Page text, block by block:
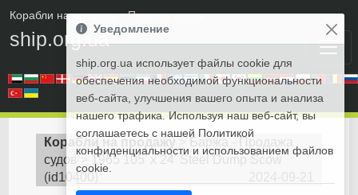
Корабли на продажу• Покупка судов
ship.org.ua
Корабли на продажу
Баржа - Продажа
судов
1965 105' x 24' Steel Dump Scow
(id10400
Уведомление
ship.org.ua использует файлы cookie для
обеспечения необходимой функциональности
веб-сайта, улучшения вашего опыта и анализа
нашего трафика. Используя наш веб-сайт, вы
соглашаетесь с нашей Политикой
конфиденциальности и использованием файлов
cookie.